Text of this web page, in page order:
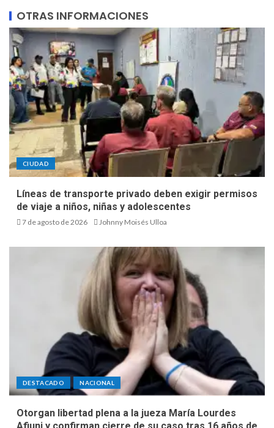
OTRAS INFORMACIONES
CIUDAD
Líneas de transporte privado deben exigir permisos
de viaje a niños, niñas y adolescentes
7 de agosto de 2026 Johnny Moisés Ulloa
DESTACADO NACIONAL
Otorgan libertad plena a la jueza María Lourdes
Afiuni y confirman cierre de su caso tras 16 años de